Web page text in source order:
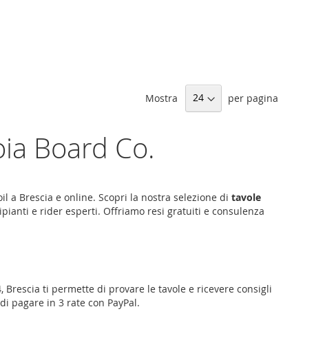
Mostra per pagina
Board Co.
a Brescia e online. Scopri la nostra selezione ditavole
e rider esperti. Offriamo resi gratuiti e consulenza
, Brescia ti permette di provare le tavole e ricevere consigli
pagare in 3 rate con PayPal.